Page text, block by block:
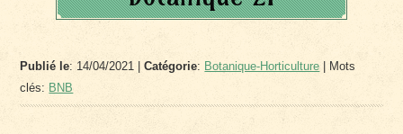
Publié le: 14/04/2021 |Catégorie: Botanique-Horticulture | Mots
clés: BNB